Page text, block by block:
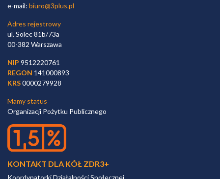
e-mail: biuro@3plus.pl
Adres rejestrowy
ul. Solec 81b/73a
00-382 Warszawa
NIP 9512220761
REGON 141000893
KRS0000279928
Mamy status
Organizacji Pożytku Publicznego
KONTAKT DLA KÓŁ ZDR3+